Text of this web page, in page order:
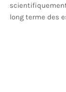
long terme des